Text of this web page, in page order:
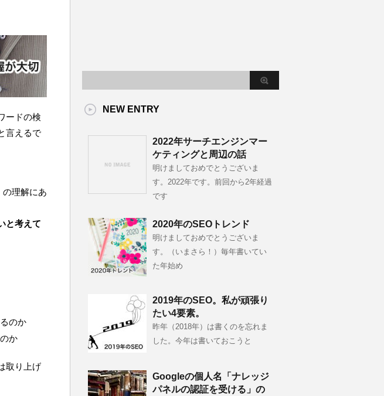
ードの検
言えるで
理解にあ
と考えて
のか
か
取り上げ
NEW ENTRY
2022年サーチエンジンマー
ケティングと周辺の話
明けましておめでとうございま
す。2022年です。前回から2年経過
です
2020年のSEOトレンド
明けましておめでとうございま
す。（いまさら！）毎年書いてい
た年始め
2019年のSEO。私が頑張り
たい4要素。
昨年（2018年）は書くのを忘れま
した。今年は書いておこうと
Googleの個人名「ナレッジ
パネルの認証を受ける」の